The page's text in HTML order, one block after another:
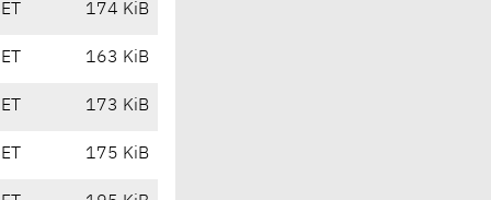
174 KiB
163 KiB
173 KiB
175 KiB